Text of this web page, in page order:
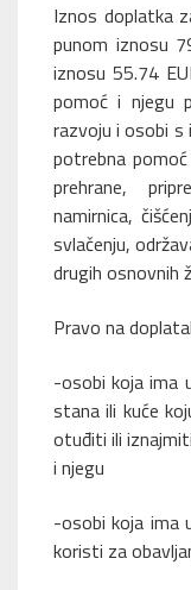
Iznos doplatka
punom iznosu
iznosu 55.74
pomoć i njegu
razvoju i osobi s
potrebna
prehrane,
namirnica,
svlačenju,
drugih osnovnih
Pravo na
-osobi koja ima
stana ili kuće
otuđiti ili
i njegu
-osobi koja ima
koristi za